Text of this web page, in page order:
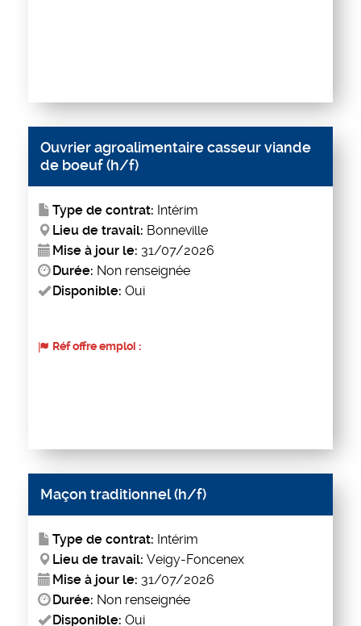
Ouvrier agroalimentaire casseur viande
de boeuf (h/f)
Type de contrat: Intérim
Lieu de travail: Bonneville
Mise à jour le: 31/07/2026
Durée: Non renseignée
Disponible: Oui
Réf offre emploi :
Maçon traditionnel (h/f)
Type de contrat: Intérim
Lieu de travail: Veigy-Foncenex
Mise à jour le: 31/07/2026
Durée: Non renseignée
Disponible: Oui